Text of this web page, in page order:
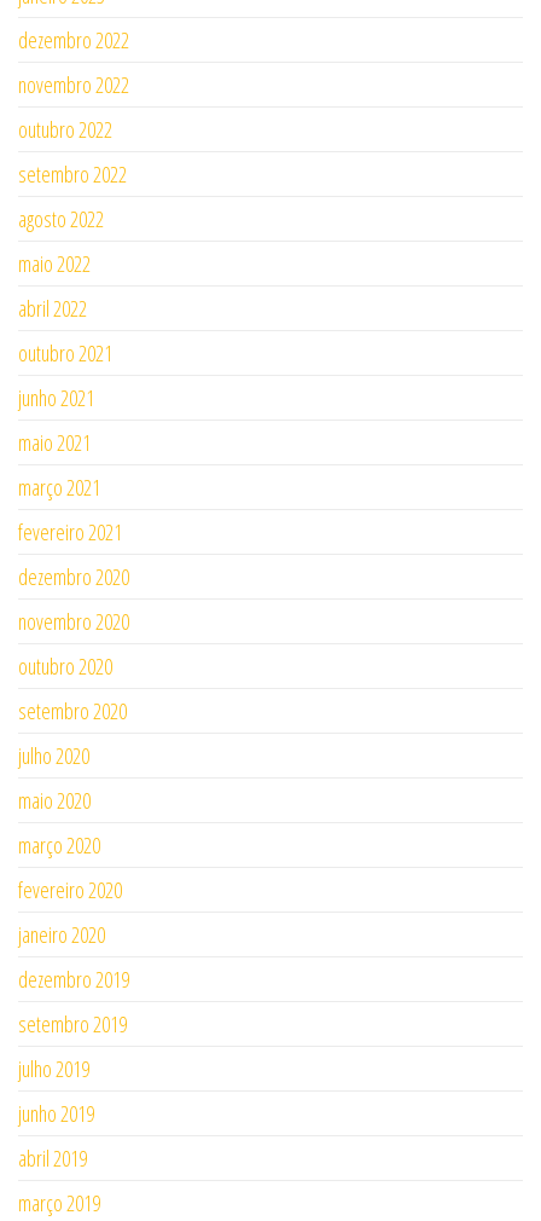
dezembro 2022
novembro 2022
outubro 2022
setembro 2022
agosto 2022
maio 2022
abril 2022
outubro 2021
junho 2021
maio 2021
março 2021
fevereiro 2021
dezembro 2020
novembro 2020
outubro 2020
setembro 2020
julho 2020
maio 2020
março 2020
fevereiro 2020
janeiro 2020
dezembro 2019
setembro 2019
julho 2019
junho 2019
abril 2019
março 2019